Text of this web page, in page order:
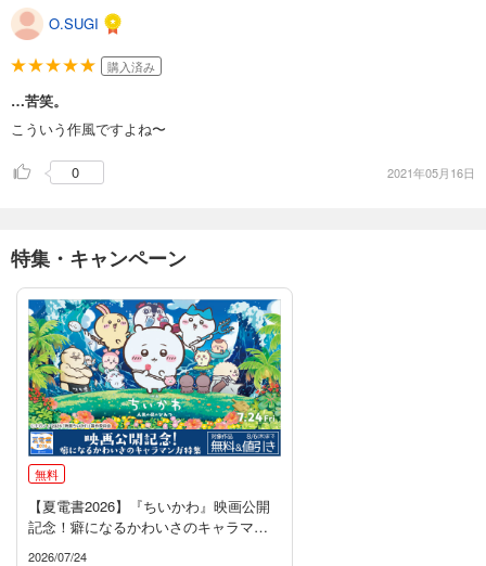
O.SUGI
購入済み
…苦笑。
こういう作風ですよね〜
0 2021年05月16日
特集・キャンペーン
無料
【夏電書2026】『ちいかわ』映画公開
記念！癖になるかわいさのキャラマン
2026/07/24